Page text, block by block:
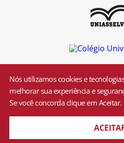
ESUCRI 2026 - Todos os
Nós utilizamos cookies e
melhorar sua experiência e
Se você concorda clique em Aceitar.